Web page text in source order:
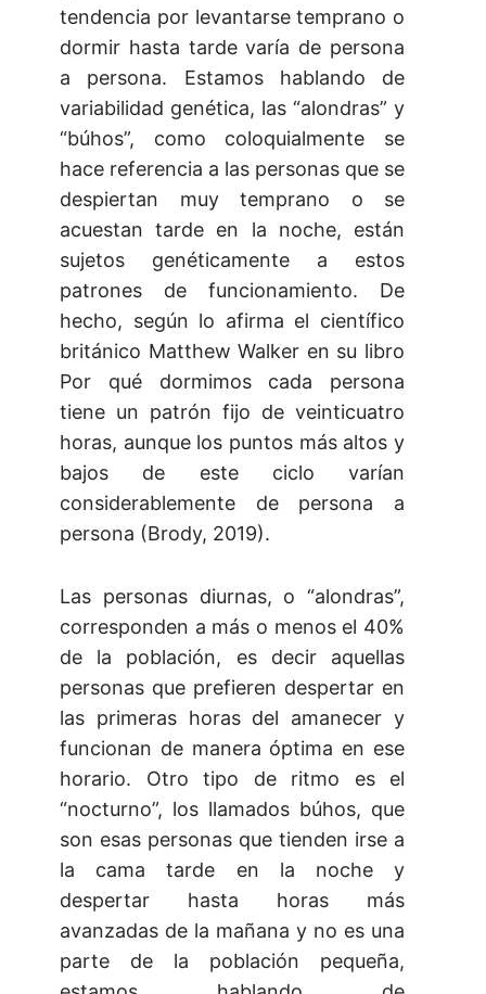
tendencia por levantarse temprano o
dormir hasta tarde varía de persona
a persona. Estamos hablando de
variabilidad genética, las “alondras” y
“búhos”, como coloquialmente se
hace referencia a las personas que se
despiertan muy temprano o se
acuestan tarde en la noche, están
sujetos genéticamente a estos
patrones de funcionamiento. De
hecho, según lo afirma el científico
británico Matthew Walker en su libro
Por qué dormimos cada persona
tiene un patrón fijo de veinticuatro
horas, aunque los puntos más altos y
bajos de este ciclo varían
considerablemente de persona a
persona (Brody, 2019).
Las personas diurnas, o “alondras”,
corresponden a más o menos el 40%
de la población, es decir aquellas
personas que prefieren despertar en
las primeras horas del amanecer y
funcionan de manera óptima en ese
horario. Otro tipo de ritmo es el
“nocturno”, los llamados búhos, que
son esas personas que tienden irse a
la cama tarde en la noche y
despertar hasta horas más
avanzadas de la mañana y no es una
parte de la población pequeña,